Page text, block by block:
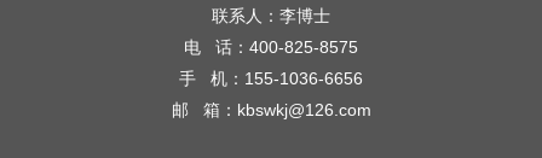
联系人：李博士
电 话：400-825-8575
手 机：155-1036-6656
邮 箱：kbswkj@126.com